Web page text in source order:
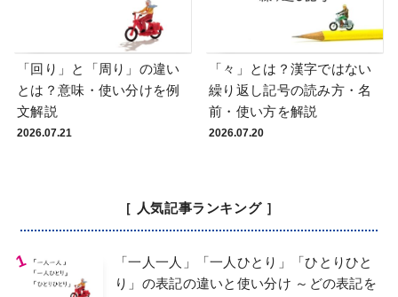
「回り」と「周り」の違い
とは？意味・使い分けを例
文解説
2026.07.21
「々」とは？漢字ではない
繰り返し記号の読み方・名
前・使い方を解説
2026.07.20
［ 人気記事ランキング ］
「一人一人」「一人ひとり」「ひとりひと
り」の表記の違いと使い分け ～どの表記を